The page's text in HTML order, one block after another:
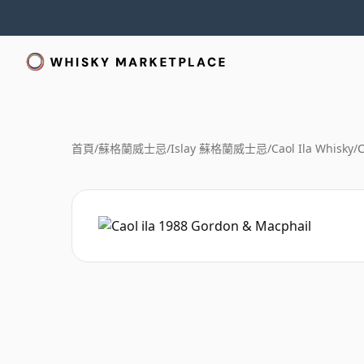
首頁/蘇格蘭威士忌/Islay 蘇格蘭威士忌/Caol Ila Whisky/